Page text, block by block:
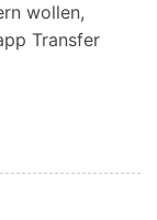
wollen,
Transfer